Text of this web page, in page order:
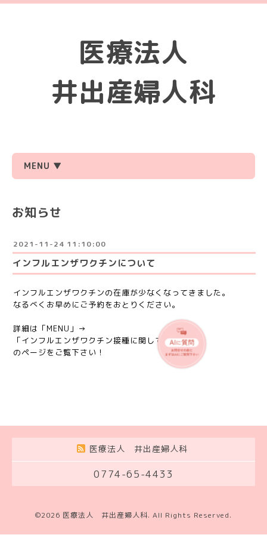
医療法人
井出産婦人科
MENU ▼
お知らせ
2021-11-24 11:10:00
インフルエンザワクチンについて
インフルエンザワクチンの在庫が少なくなってきました。
なるべくお早めにご予約をおとりください。
詳細は「MENU」→
「インフルエンザワクチン接種に関して」
のページをご覧下さい！
医療法人 井出産婦人科
0774-65-4433
©2026 医療法人 井出産婦人科. All Rights Reserved.